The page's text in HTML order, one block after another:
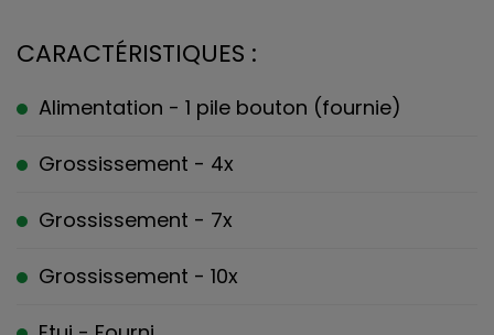
CARACTÉRISTIQUES :
Alimentation - 1 pile bouton (fournie)
Grossissement - 4x
Grossissement - 7x
Grossissement - 10x